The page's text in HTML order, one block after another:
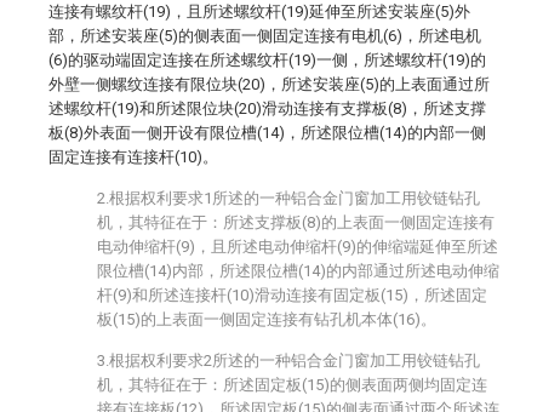
连接有螺纹杆(19)，且所述螺纹杆(19)延伸至所述安装座(5)外
部，所述安装座(5)的侧表面一侧固定连接有电机(6)，所述电机
(6)的驱动端固定连接在所述螺纹杆(19)一侧，所述螺纹杆(19)的
外壁一侧螺纹连接有限位块(20)，所述安装座(5)的上表面通过所
述螺纹杆(19)和所述限位块(20)滑动连接有支撑板(8)，所述支撑
板(8)外表面一侧开设有限位槽(14)，所述限位槽(14)的内部一侧
固定连接有连接杆(10)。
2.根据权利要求1所述的一种铝合金门窗加工用铰链钻孔
机，其特征在于：所述支撑板(8)的上表面一侧固定连接有
电动伸缩杆(9)，且所述电动伸缩杆(9)的伸缩端延伸至所述
限位槽(14)内部，所述限位槽(14)的内部通过所述电动伸缩
杆(9)和所述连接杆(10)滑动连接有固定板(15)，所述固定
板(15)的上表面一侧固定连接有钻孔机本体(16)。
3.根据权利要求2所述的一种铝合金门窗加工用铰链钻孔
机，其特征在于：所述固定板(15)的侧表面两侧均固定连